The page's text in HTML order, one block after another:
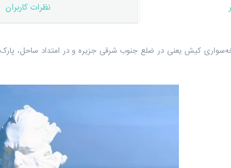
نظرات کاربران
کیش یعنی در ضلع جنوب شرقی جزیره و در امتداد ساحل،